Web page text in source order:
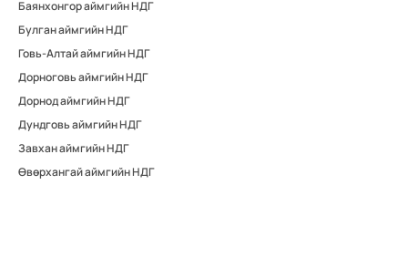
Баянхонгор аймгийн НДГ
Булган аймгийн НДГ
Говь-Алтай аймгийн НДГ
Дорноговь аймгийн НДГ
Дорнод аймгийн НДГ
Дундговь аймгийн НДГ
Завхан аймгийн НДГ
Өвөрхангай аймгийн НДГ